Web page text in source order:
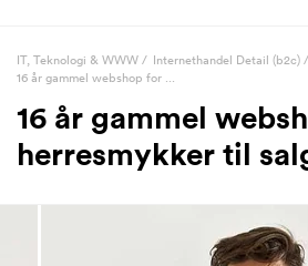
IT, Teknologi & WWW/ Internethandel Detail (b2c)/
16 år gammel webshop for ...
16 år gammel
herresmykker til